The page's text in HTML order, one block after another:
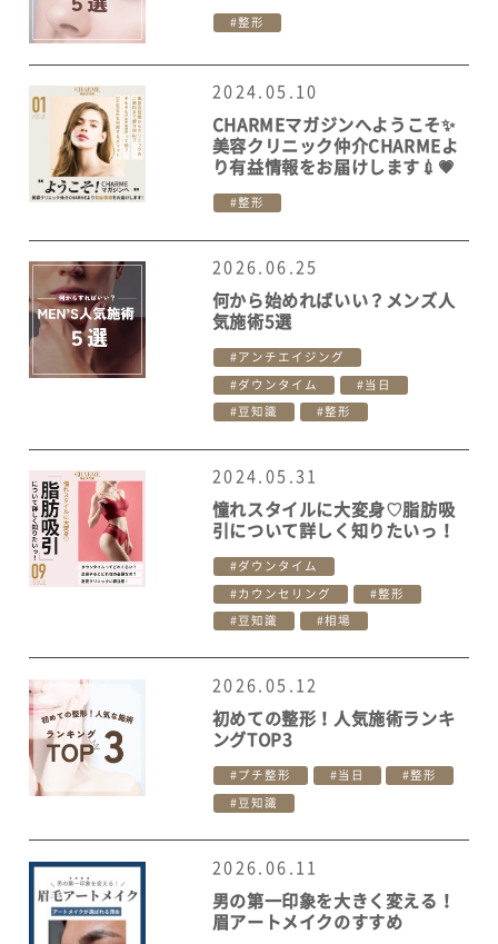
整形
2024.05.10
CHARMEマガジンへようこそ✨
美容クリニック仲介CHARMEよ
り有益情報をお届けします💉💗
整形
2026.06.25
何から始めればいい？メンズ人
気施術5選
アンチエイジング
ダウンタイム 当日
豆知識 整形
2024.05.31
憧れスタイルに大変身♡脂肪吸
引について詳しく知りたいっ！
ダウンタイム
カウンセリング 整形
豆知識 相場
2026.05.12
初めての整形！人気施術ランキ
ングTOP3
プチ整形 当日 整形
豆知識
2026.06.11
男の第一印象を大きく変える！
眉アートメイクのすすめ